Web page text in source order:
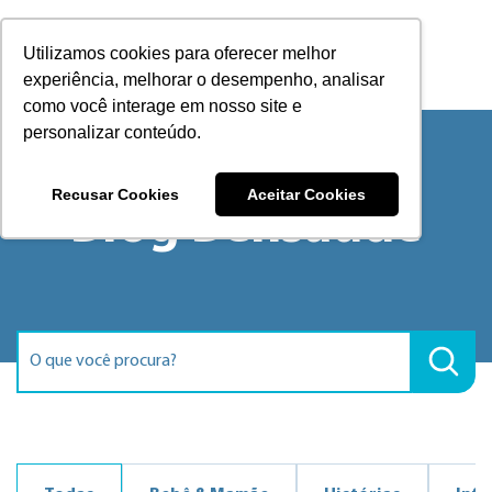
Utilizamos cookies para oferecer melhor
experiência, melhorar o desempenho, analisar
como você interage em nosso site e
personalizar conteúdo.
Recusar Cookies Aceitar Cookies
Blog Bensaúde